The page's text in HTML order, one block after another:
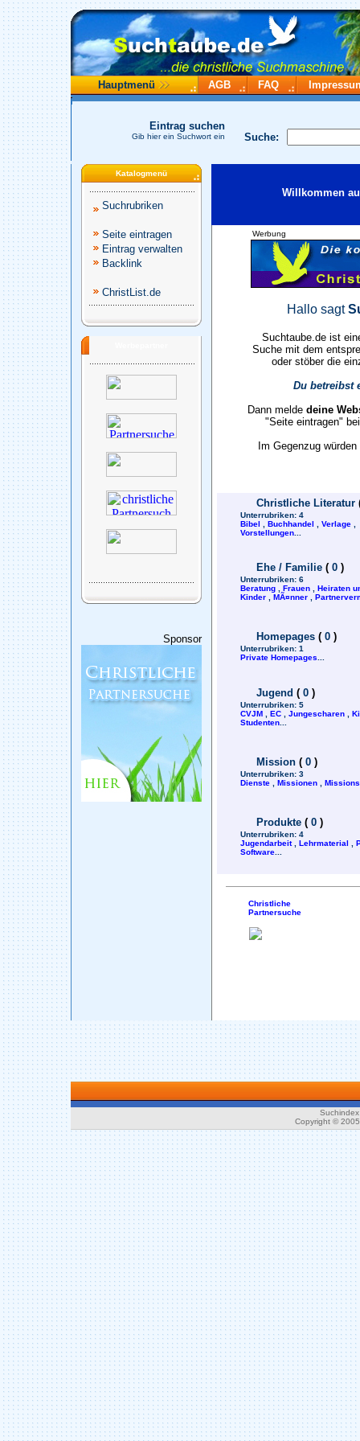
Hauptmenü AGB FAQ
Suche:
Eintrag suchen
Gib hier ein Suchwort ein
Katalogmenü
Suchrubriken
Seite eintragen
Eintrag verwalten
Backlink
ChristList.de
Sponsor
Willkommen
Werbung
Hallo sagt
Suchtaube.de ist
Suche mit dem
oder stöber die
Du betreibst
Dann melde deine
"Seite eintragen"
Im Gegenzug
Christliche Literatur
Unterrubriken: 4
Bibel
Buchhandel Verlage
Vorstellungen
Ehe / Familie ( 0 )
Unterrubriken: 6
Beratung
Frauen
Heiraten
Kinder
MÃ¤nner
Homepages ( 0 )
Unterrubriken: 1
Private Homepages
Jugend ( 0 )
Unterrubriken: 5
CVJM
EC Jungescharen
Studenten
Mission ( 0 )
Unterrubriken: 3
Dienste
Missionen
Produkte ( 0 )
Unterrubriken: 4
Jugendarbeit, Lehrmaterial
Software
Christliche
Partnersuche
Copyright ©